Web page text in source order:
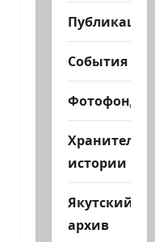
Публикации
События
Фотофонд
Хранители
истории
Якутский
архив